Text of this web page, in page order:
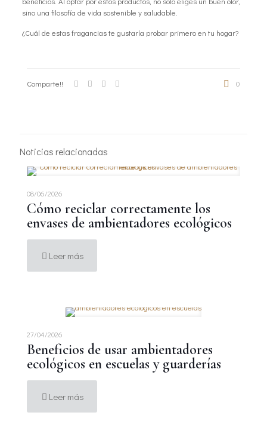
sino una filosofía de vida sostenible y saludable.
¿Cuál de estas fragancias te gustaría probar primero en tu hogar?
Comparte!! 0
Noticias relacionadas
08/06/2026
Cómo reciclar correctamente los
envases de ambientadores ecológicos
Leer más
27/04/2026
Beneficios de usar ambientadores
ecológicos en escuelas y guarderías
Leer más